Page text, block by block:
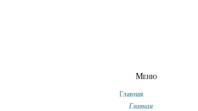
Меню
Главная
Главная